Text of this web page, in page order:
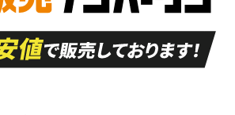
なく、
とんど
品
A
走行距離も少なく、
非常に状態の良い中
古品